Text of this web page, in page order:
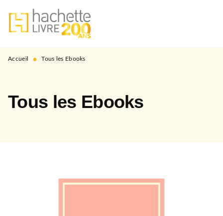
MENU RECHERCHE
PIED DE PAGE
Accueil • Tous les Ebooks
Tous les Ebooks